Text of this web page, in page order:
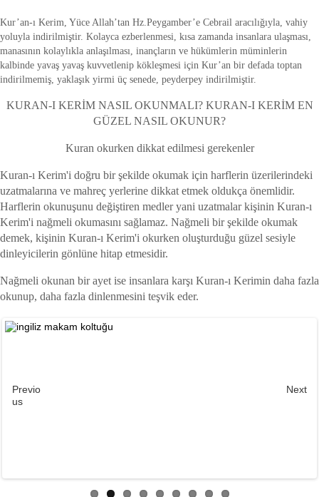
Kur’an-ı Kerim, Yüce Allah’tan Hz.Peygamber’e Cebrail aracılığıyla, vahiy
yoluyla indirilmiştir. Kolayca ezberlenmesi, kısa zamanda insanlara ulaşması,
manasının kolaylıkla anlaşılması, inançların ve hükümlerin müminlerin
kalbinde yavaş yavaş kuvvetlenip kökleşmesi için Kur’an bir defada toptan
indirilmemiş, yaklaşık yirmi üç senede, peyderpey indirilmiştir.
KURAN-I KERİM NASIL OKUNMALI? KURAN-I KERİM EN
GÜZEL NASIL OKUNUR?
Kuran okurken dikkat edilmesi gerekenler
Kuran-ı Kerim'i doğru bir şekilde okumak için harflerin üzerilerindeki
uzatmalarına ve mahreç yerlerine dikkat etmek oldukça önemlidir.
Harflerin okunuşunu değiştiren medler yani uzatmalar kişinin Kuran-ı
Kerim'i nağmeli okumasını sağlamaz. Nağmeli bir şekilde okumak
demek, kişinin Kuran-ı Kerim'i okurken oluşturduğu güzel sesiyle
dinleyicilerin gönlüne hitap etmesidir.
Nağmeli okunan bir ayet ise insanlara karşı Kuran-ı Kerimin daha fazla
okunup, daha fazla dinlenmesini teşvik eder.
Previo
us
Next